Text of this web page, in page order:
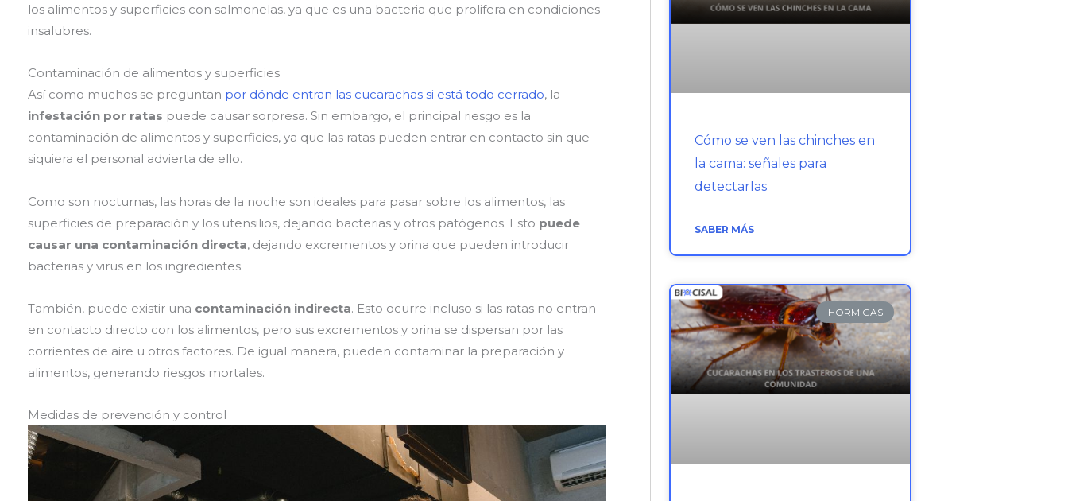
los alimentos y superficies con salmonelas, ya que es una bacteria que prolifera en condiciones
insalubres.
Contaminación de alimentos y superficies
Así como muchos se preguntan por dónde entran las cucarachas si está todo cerrado, la
infestación por ratas puede causar sorpresa. Sin embargo, el principal riesgo es la
contaminación de alimentos y superficies, ya que las ratas pueden entrar en contacto sin que
siquiera el personal advierta de ello.
Como son nocturnas, las horas de la noche son ideales para pasar sobre los alimentos, las
superficies de preparación y los utensilios, dejando bacterias y otros patógenos. Esto puede
causar una contaminación directa, dejando excrementos y orina que pueden introducir
bacterias y virus en los ingredientes.
También, puede existir una contaminación indirecta. Esto ocurre incluso si las ratas no entran
en contacto directo con los alimentos, pero sus excrementos y orina se dispersan por las
corrientes de aire u otros factores. De igual manera, pueden contaminar la preparación y
alimentos, generando riesgos mortales.
Medidas de prevención y control
Cómo se ven las chinches en
la cama: señales para
detectarlas
SABER MÁS
HORMIGAS